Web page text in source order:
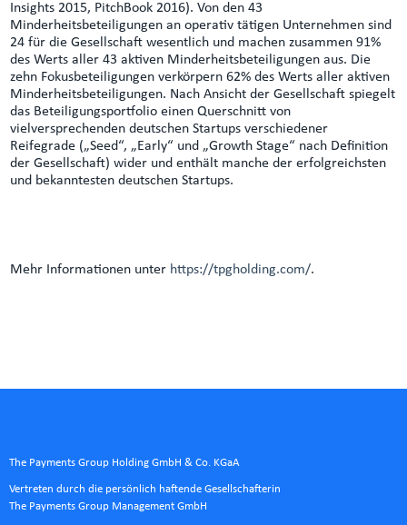
Insights 2015, PitchBook 2016). Von den 43
Minderheitsbeteiligungen an operativ tätigen Unternehmen sind
24 für die Gesellschaft wesentlich und machen zusammen 91%
des Werts aller 43 aktiven Minderheitsbeteiligungen aus. Die
zehn Fokusbeteiligungen verkörpern 62% des Werts aller aktiven
Minderheitsbeteiligungen. Nach Ansicht der Gesellschaft spiegelt
das Beteiligungsportfolio einen Querschnitt von
vielversprechenden deutschen Startups verschiedener
Reifegrade („Seed“, „Early“ und „Growth Stage“ nach Definition
der Gesellschaft) wider und enthält manche der erfolgreichsten
und bekanntesten deutschen Startups.
Mehr Informationen unter https://tpgholding.com/.
The Payments Group Holding GmbH & Co. KGaA
Vertreten durch die persönlich haftende Gesellschafterin
The Payments Group Management GmbH